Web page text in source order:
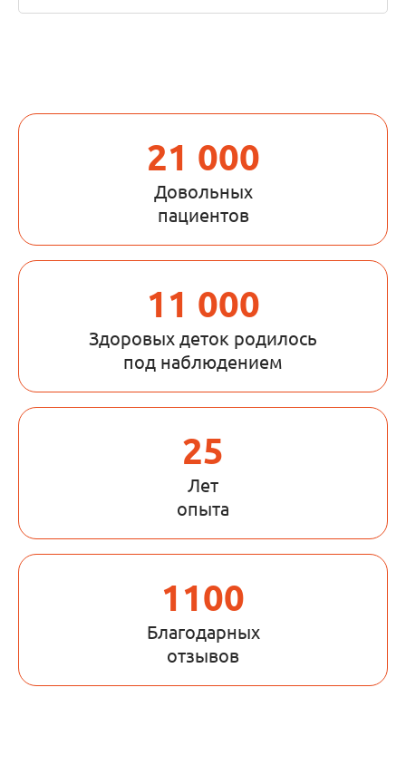
21 000
Довольных
пациентов
11 000
Здоровых деток родилось
под наблюдением
25
Лет
опыта
1100
Благодарных
отзывов